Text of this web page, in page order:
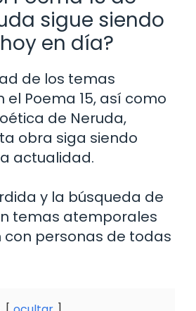
sigue siendo
en día?
de los temas
Poema 15, así como
de Neruda,
obra siga siendo
actualidad.
y la búsqueda de
temas atemporales
con personas de todas